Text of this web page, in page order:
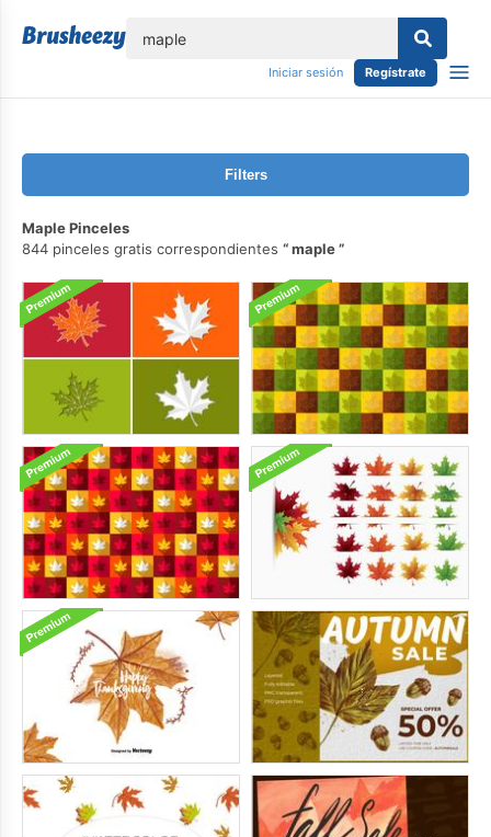
Iniciar sesión Regístrate
Filters
Maple Pinceles
844 pinceles gratis correspondientes
maple